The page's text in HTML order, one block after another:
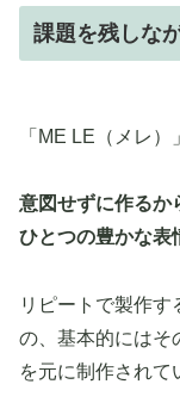
課題を残しな
「ME LE（メレ
意図せずに作るか
ひとつの豊かな表
リピートで製作
の、基本的にはそ
を元に制作されて